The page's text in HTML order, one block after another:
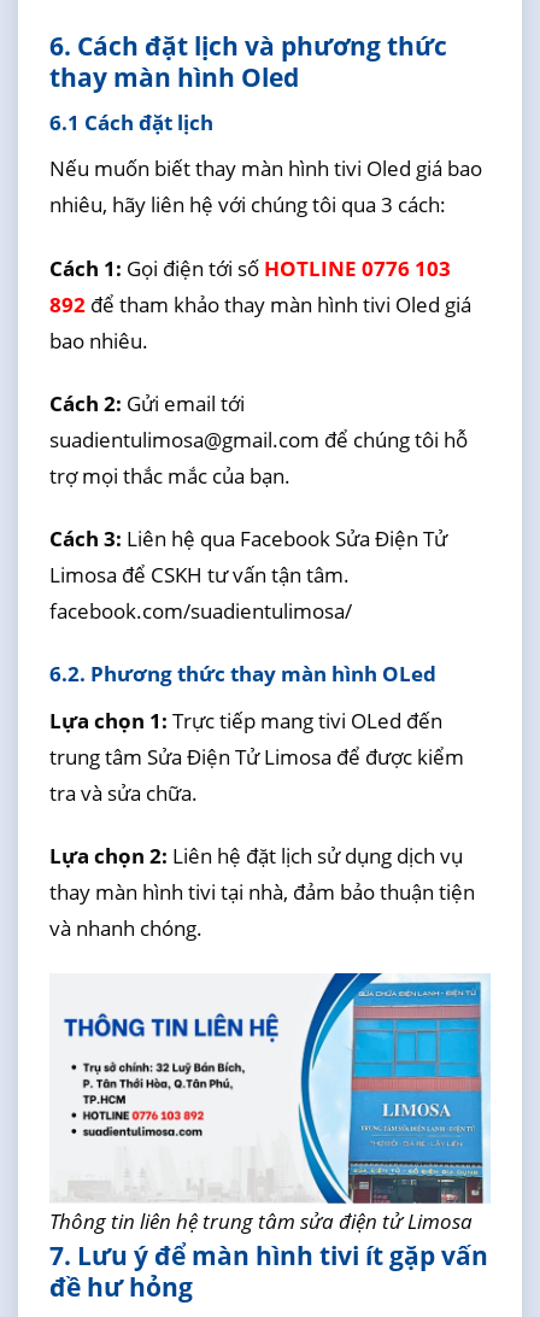
6. Cách đặt lịch và phương thức
thay màn hình Oled
6.1 Cách đặt lịch
Nếu muốn biết thay màn hình tivi Oled giá bao
nhiêu, hãy liên hệ với chúng tôi qua 3 cách:
Cách 1: Gọi điện tới số HOTLINE 0776 103
892để tham khảo thay màn hình tivi Oled giá
bao nhiêu.
Cách 2: Gửi email tới
suadientulimosa@gmail.com để chúng tôi hỗ
trợ mọi thắc mắc của bạn.
Cách 3: Liên hệ qua Facebook Sửa Điện Tử
Limosa để CSKH tư vấn tận tâm.
facebook.com/suadientulimosa/
6.2. Phương thức thay màn hình OLed
Lựa chọn 1: Trực tiếp mang tivi OLed đến
trung tâm Sửa Điện Tử Limosa để được kiểm
tra và sửa chữa.
Lựa chọn 2: Liên hệ đặt lịch sử dụng dịch vụ
thay màn hình tivi tại nhà, đảm bảo thuận tiện
và nhanh chóng.
Thông tin liên hệ trung tâm sửa điện tử Limosa
7. Lưu ý để màn hình tivi ít gặp vấn
đề hư hỏng